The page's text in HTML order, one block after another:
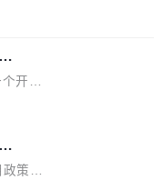
Hopp
更关
开新
者日
业
顾
片适
互联
进一
时，
层故
、C
完全
第六
Git
数
每周
类
开源
抽
和 C
试
95.
策，